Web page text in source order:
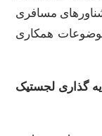
مسافری
همکاری
گذاری لجستیک